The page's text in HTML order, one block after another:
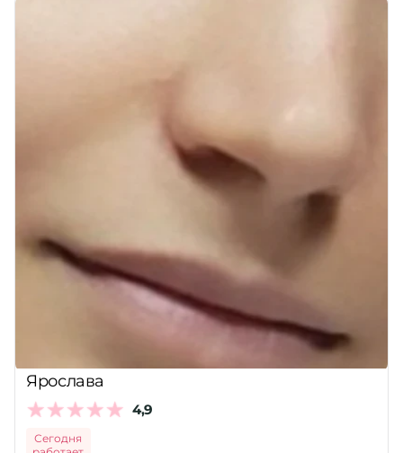
Ярослава
4,9
Сегодня